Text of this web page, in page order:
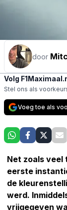
door
Volg
Stel ons als
Voeg toe als
Net zoals veel
eerste
de
werd.
vrijgegeven